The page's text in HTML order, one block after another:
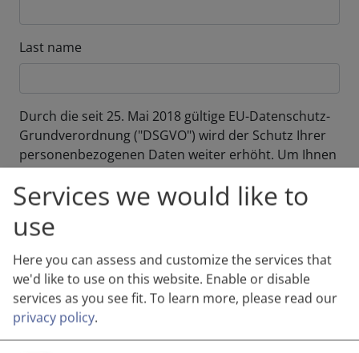
Last name
Durch die seit 25. Mai 2018 gültige EU-Datenschutz-
Grundverordnung ("DSGVO") wird der Schutz Ihrer
personenbezogenen Daten weiter erhöht. Um Ihnen
unseren Newsletter zusenden zu können, dürfen wir
Sie um Ihre ausdrückliche Zustimmung ersuchen.
Die Einwilligung zum Erhalt des Newsletters kann
selbstverständlich jederzeit über den Abmelde-Link
in jedem Newsletter oder per E-Mail an
Services we would like to
use
Here you can assess and customize the services that
we'd like to use on this website. Enable or disable
services as you see fit. To learn more, please read our
privacy policy.